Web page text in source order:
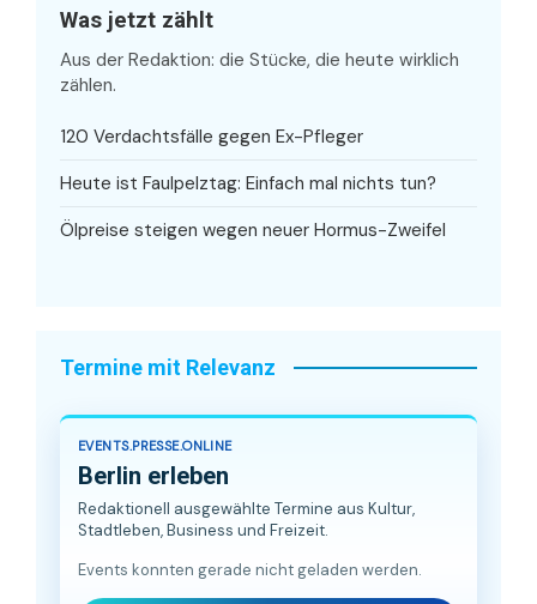
Was jetzt zählt
Aus der Redaktion: die Stücke, die heute wirklich
zählen.
120 Verdachtsfälle gegen Ex-Pfleger
Heute ist Faulpelztag: Einfach mal nichts tun?
Ölpreise steigen wegen neuer Hormus-Zweifel
Termine mit Relevanz
EVENTS.PRESSE.ONLINE
Berlin erleben
Redaktionell ausgewählte Termine aus Kultur,
Stadtleben, Business und Freizeit.
Events konnten gerade nicht geladen werden.